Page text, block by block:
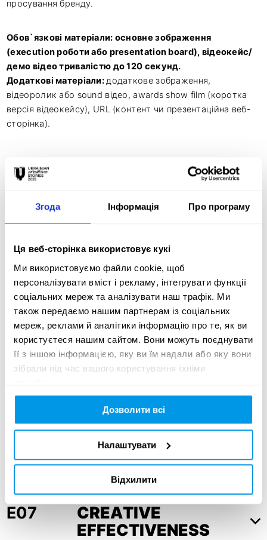
Згода Інформація Про програму
Ця веб-сторінка використовує кукі
Ми використовуємо файли cookie, щоб
персоналізувати вміст і рекламу, інтегрувати функції
соціальних мереж та аналізувати наш трафік. Ми
також передаємо нашим партнерам із соціальних
мереж, реклами й аналітики інформацію про те, як ви
користуєтеся нашим сайтом. Вони можуть поєднувати
її з іншою інформацією, яку ви їм надали або яку вони
зібрали під час вашого користування їхніми
Дозволити всі
Налаштувати
Відхилити
просування бренду.
Обов`язкові матеріали: основне зображення
(execution роботи або presentation board), відеокейс/
демо відео тривалістю до 120 секунд.
Додаткові матеріали:додаткове зображення,
відеоролик або sound відео, awards show film (коротка
версія відеокейсу), URL (контент чи презентаційна веб-
сторінка).
E01
EXPERIENCE AND
ACTIVATION
E02 PROMOTIONS
E03
LIVE STUNTS BRAND
ACTIVATION
E04 NEW USE OF MEDIA
E05 BRANDED SPACES
E06 PR / EVENTS
E07
CREATIVE
EFFECTIVENESS